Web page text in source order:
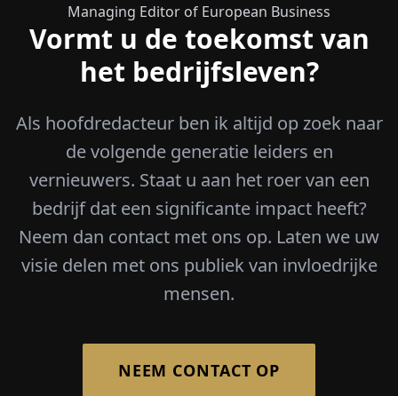
Managing Editor of European Business
Vormt u de toekomst van
het bedrijfsleven?
Als hoofdredacteur ben ik altijd op zoek naar
de volgende generatie leiders en
vernieuwers. Staat u aan het roer van een
bedrijf dat een significante impact heeft?
Neem dan contact met ons op. Laten we uw
visie delen met ons publiek van invloedrijke
mensen.
NEEM CONTACT OP